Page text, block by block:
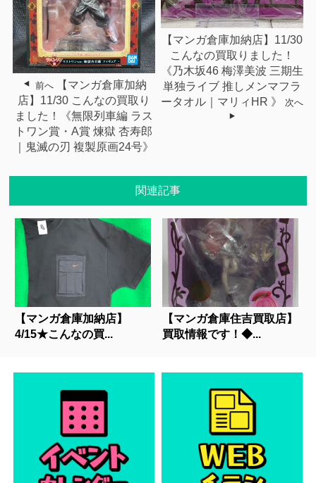
前へ
【マンガ倉庫加納
店】11/30 こんなの買取り
ました！《無限列車編 ラス
トワン賞・A賞 煉獄 杏寿郎
｜鬼滅の刃 複製原画24号》
【マンガ倉庫加納店】11/30
こんなの買取りました！
《乃木坂46 梅澤美波 三期生
単独ライブ 推しメンマフラ
ータオル｜マリィHR 》
次へ
関連記事
【マンガ倉庫加納店】
4/15★こんなの買...
【マンガ倉庫住吉買取店】
買取情報です！◆...